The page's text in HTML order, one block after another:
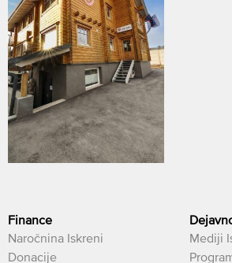
Finance
Naročnina Iskreni
Donacije
Mediji